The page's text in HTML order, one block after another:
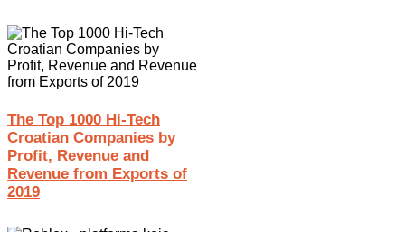
The Top 1000 Hi-Tech
Croatian Companies by
Profit, Revenue and
Revenue from Exports of
2019